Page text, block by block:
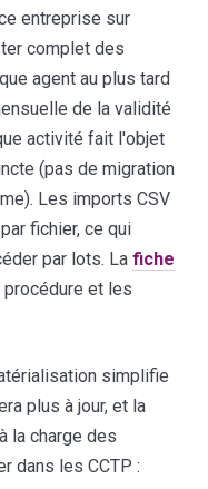
entreprise sur
complet des
agent au plus tard
de la validité
activité fait l'objet
(pas de migration
Les imports CSV
fichier, ce qui
par lots. Lafiche
et les
simplifie
plus à jour, et la
la charge des
dans les CCTP :